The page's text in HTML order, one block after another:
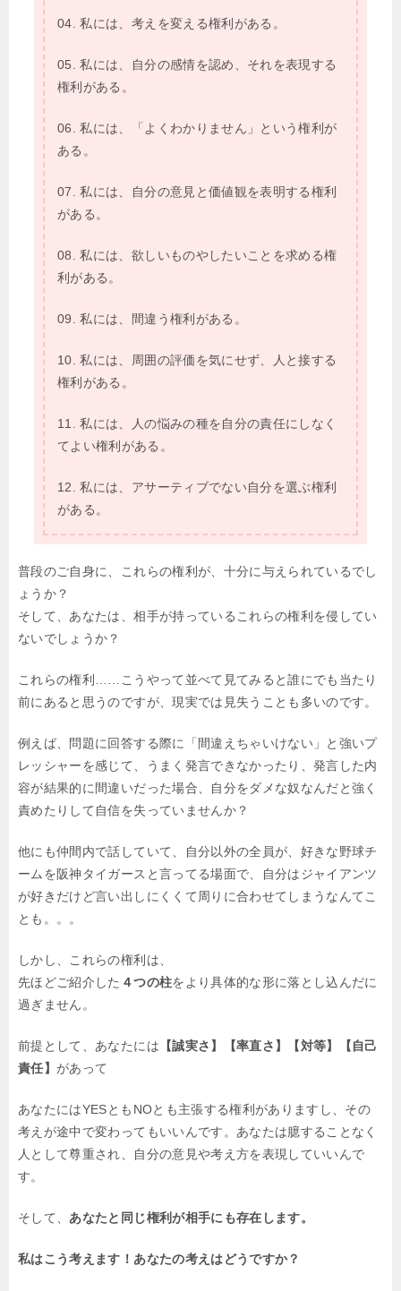
04. 私には、考えを変える権利がある。
05. 私には、自分の感情を認め、それを表現する
権利がある。
06. 私には、「よくわかりません」という権利が
ある。
07. 私には、自分の意見と価値観を表明する権利
がある。
08. 私には、欲しいものやしたいことを求める権
利がある。
09. 私には、間違う権利がある。
10. 私には、周囲の評価を気にせず、人と接する
権利がある。
11. 私には、人の悩みの種を自分の責任にしなく
てよい権利がある。
12. 私には、アサーティブでない自分を選ぶ権利
がある。
普段のご自身に、これらの権利が、十分に与えられているでし
ょうか？
そして、あなたは、相手が持っているこれらの権利を侵してい
ないでしょうか？
これらの権利……こうやって並べて見てみると誰にでも当たり
前にあると思うのですが、現実では見失うことも多いのです。
例えば、問題に回答する際に「間違えちゃいけない」と強いプ
レッシャーを感じて、うまく発言できなかったり、発言した内
容が結果的に間違いだった場合、自分をダメな奴なんだと強く
責めたりして自信を失っていませんか？
他にも仲間内で話していて、自分以外の全員が、好きな野球チ
ームを阪神タイガースと言ってる場面で、自分はジャイアンツ
が好きだけど言い出しにくくて周りに合わせてしまうなんてこ
とも。。。
しかし、これらの権利は、
先ほどご紹介した ４つの柱をより具体的な形に落とし込んだに
過ぎません。
前提として、あなたには 【誠実さ】【率直さ】【対等】【自己
責任】 があって
あなたにはYESともNOとも主張する権利がありますし、その
考えが途中で変わってもいいんです。あなたは臆することなく
人として尊重され、自分の意見や考え方を表現していいんで
す。
そして、 あなたと同じ権利が相手にも存在します。
私はこう考えます！あなたの考えはどうですか？